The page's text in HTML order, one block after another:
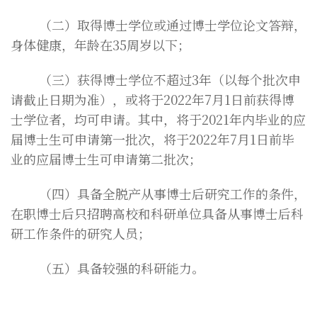
（二）取得博士学位或通过博士学位论文答辩，
身体健康，年龄在35周岁以下；
（三）获得博士学位不超过3年（以每个批次申
请截止日期为准），或将于2022年7月1日前获得博
士学位者，均可申请。其中，将于2021年内毕业的应
届博士生可申请第一批次，将于2022年7月1日前毕
业的应届博士生可申请第二批次；
（四）具备全脱产从事博士后研究工作的条件，
在职博士后只招聘高校和科研单位具备从事博士后科
研工作条件的研究人员；
（五）具备较强的科研能力。